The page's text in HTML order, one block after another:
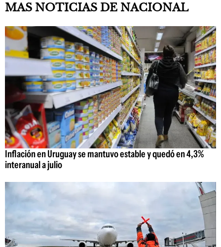
MAS NOTICIAS DE NACIONAL
Inflación en Uruguay se mantuvo estable y quedó en 4,3%
interanual a julio